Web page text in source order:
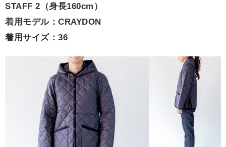
STAFF 2（身長160cm）
着用モデル：CRAYDON
着用サイズ：36